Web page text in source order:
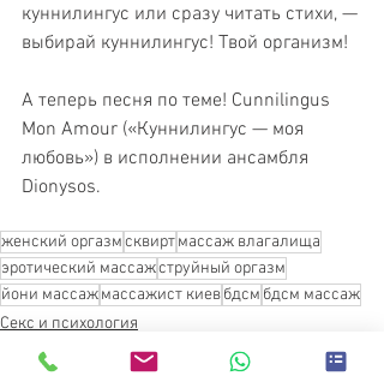
куннилингус или сразу читать стихи, —
выбирай куннилингус! Твой организм!
А теперь песня по теме! Cunnilingus
Mon Amour («Куннилингус — моя
любовь») в исполнении ансамбля
Dionysos.
женский оргазмсквиртмассаж влагалища
эротический массажструйный оргазм
йони массажмассажист киевбдсм бдсм массаж
Секс и психология